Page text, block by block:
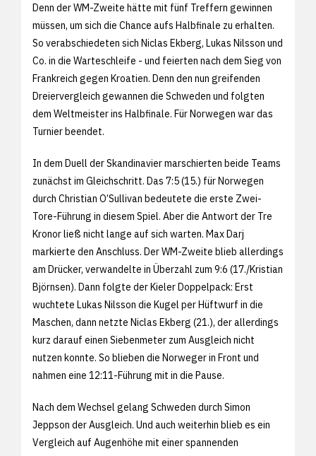
Denn der WM-Zweite hätte mit fünf Treffern gewinnen
müssen, um sich die Chance aufs Halbfinale zu erhalten.
So verabschiedeten sich Niclas Ekberg, Lukas Nilsson und
Co. in die Warteschleife - und feierten nach dem Sieg von
Frankreich gegen Kroatien. Denn den nun greifenden
Dreiervergleich gewannen die Schweden und folgten
dem Weltmeister ins Halbfinale. Für Norwegen war das
Turnier beendet.
In dem Duell der Skandinavier marschierten beide Teams
zunächst im Gleichschritt. Das 7:5 (15.) für Norwegen
durch Christian O’Sullivan bedeutete die erste Zwei-
Tore-Führung in diesem Spiel. Aber die Antwort der Tre
Kronor ließ nicht lange auf sich warten. Max Darj
markierte den Anschluss. Der WM-Zweite blieb allerdings
am Drücker, verwandelte in Überzahl zum 9:6 (17./Kristian
Björnsen). Dann folgte der Kieler Doppelpack: Erst
wuchtete Lukas Nilsson die Kugel per Hüftwurf in die
Maschen, dann netzte Niclas Ekberg (21.), der allerdings
kurz darauf einen Siebenmeter zum Ausgleich nicht
nutzen konnte. So blieben die Norweger in Front und
nahmen eine 12:11-Führung mit in die Pause.
Nach dem Wechsel gelang Schweden durch Simon
Jeppson der Ausgleich. Und auch weiterhin blieb es ein
Vergleich auf Augenhöhe mit einer spannenden